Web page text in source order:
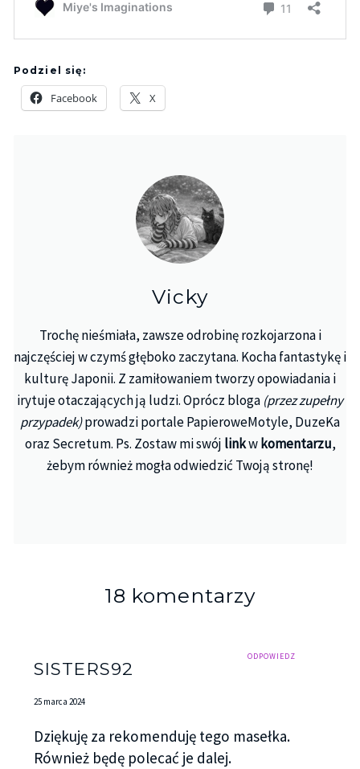
Podziel się:
Facebook X
Vicky
Trochę nieśmiała, zawsze odrobinę rozkojarzona i
najczęściej w czymś głęboko zaczytana. Kocha fantastykę i
kulturę Japonii. Z zamiłowaniem tworzy opowiadania i
irytuje otaczających ją ludzi. Oprócz bloga (przez zupełny
przypadek)prowadzi portale PapieroweMotyle, DuzeKa
oraz Secretum. Ps. Zostaw mi swój linkwkomentarzu,
żebym również mogła odwiedzić Twoją stronę!
18 komentarzy
ODPOWIEDZ
SISTERS92
25 marca 2024
Dziękuję za rekomenduję tego masełka.
Również będę polecać je dalej.